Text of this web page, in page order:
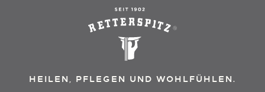
HEILEN, PFLEGEN UND WOHLFÜHLEN.